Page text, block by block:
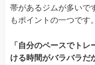
帯があるジムが多いで
もポイントの一つです。
「自分のペースでト
ける時間がバラバラだ